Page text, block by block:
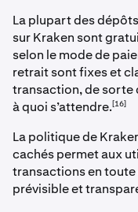
La plupart des
sur Kraken sont
selon le mode de
retrait sont fixes et
transaction, de sorte
à quoi s’attendre.[16]
La politique de
cachés permet aux
transactions en
prévisible et